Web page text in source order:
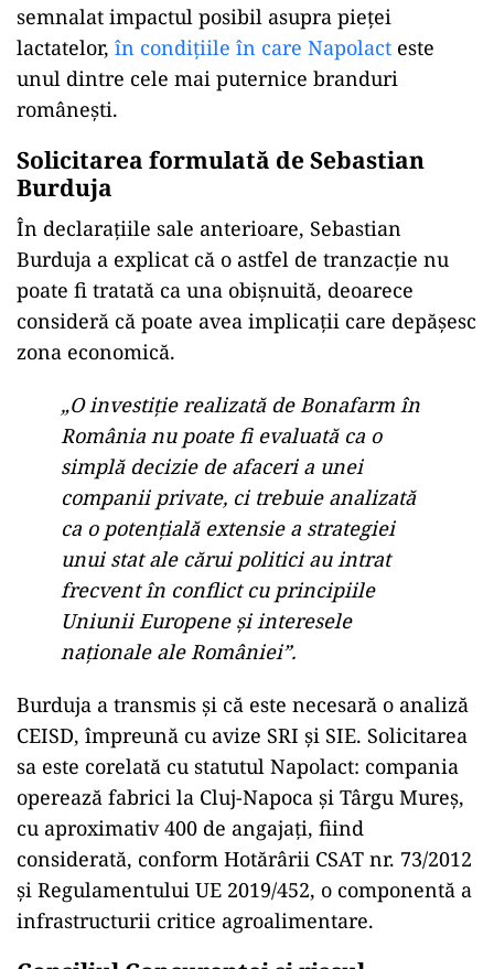
semnalat impactul posibil asupra pieței
lactatelor, în condițiile în care Napolact este
unul dintre cele mai puternice branduri
românești.
Solicitarea formulată de Sebastian
Burduja
În declarațiile sale anterioare, Sebastian
Burduja a explicat că o astfel de tranzacție nu
poate fi tratată ca una obișnuită, deoarece
consideră că poate avea implicații care depășesc
zona economică.
„O investiție realizată de Bonafarm în
România nu poate fi evaluată ca o
simplă decizie de afaceri a unei
companii private, ci trebuie analizată
ca o potențială extensie a strategiei
unui stat ale cărui politici au intrat
frecvent în conflict cu principiile
Uniunii Europene și interesele
naționale ale României”.
Burduja a transmis și că este necesară o analiză
CEISD, împreună cu avize SRI și SIE. Solicitarea
sa este corelată cu statutul Napolact: compania
operează fabrici la Cluj-Napoca și Târgu Mureș,
cu aproximativ 400 de angajați, fiind
considerată, conform Hotărârii CSAT nr. 73/2012
și Regulamentului UE 2019/452, o componentă a
infrastructurii critice agroalimentare.